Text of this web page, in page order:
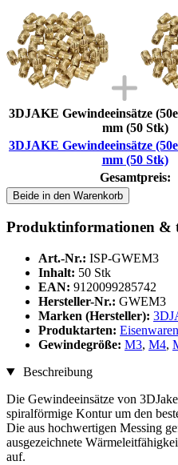
3DJAKE Gewindeeinsätze
mm (50 Stk)
3DJAKE Gewindeeinsätze
mm (50 Stk)
Gesamtpreis:
Beide in den Warenkorb
Produktinformationen &
Art.-Nr.: ISP-GWEM3
Inhalt: 50 Stk
EAN: 9120099285742
Hersteller-Nr.: GWEM3
Marken (Hersteller):
Produktarten: Eisenwaren
Gewindegröße: M3, M4,
Beschreibung
Die Gewindeeinsätze von
spiralförmige Kontur um den
Die aus hochwertigen Messing
ausgezeichnete
auf.